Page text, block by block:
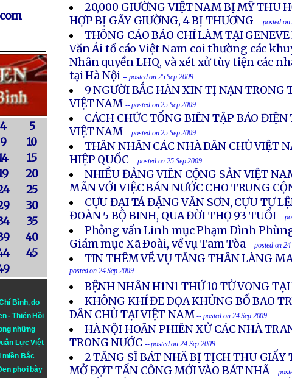
4
5
9
10
15
20
25
30
35
40
45
Bình, do
- Thiên Hồi
những
Lực Việt
miền Bắc
phơi bày
20,000 GIƯỜNG VIỆT NAM BỊ MỸ THU
HỢP BỊ GÃY GIƯỜNG, 4 BỊ THƯƠNG -- posted on
THÔNG CÁO BÁO CHÍ LÀM TẠI
Văn Ái tố cáo Việt Nam coi thường các
Nhân quyền LHQ, và xét xử tùy tiện các
tại Hà Nội -- posted on 25 Sep 2009
9 NGƯỜI BẮC HÀN XIN TỊ NẠN TRONG
VIỆT NAM -- posted on 25 Sep 2009
CÁCH CHỨC TỔNG BIÊN TẬP BÁO
VIỆT NAM -- posted on 25 Sep 2009
THÂN NHÂN CÁC NHÀ DÂN CHỦ VIỆT
HIỆP QUỐC -- posted on 25 Sep 2009
NHIỀU ĐẢNG VIÊN CỘNG SẢN VIỆT
MÃN VỚI VIỆC BÁN NƯỚC CHO TRUNG
CỰU ĐẠI TÁ ĐẶNG VĂN SƠN, CỰU TƯ
ĐOÀN 5 BỘ BINH, QUA ĐỜI THỌ 93 TUỔI --
Phỏng vấn Linh mục Phạm Ðình
Giám mục Xã Ðoài, về vụ Tam Tòa -- posted on 24
TIN THÊM VỀ VỤ TĂNG THÂN LÀNG
posted on 24 Sep 2009
BỆNH NHÂN H1N1 THỨ 10 TỬ VONG
KHÔNG KHÍ ĐE DỌA KHỦNG BỐ BAO
DÂN CHỦ TẠI VIỆT NAM -- posted on 24 Sep 2009
HÀ NỘI HOÃN PHIÊN XỬ CÁC NHÀ
TRONG NƯỚC -- posted on 24 Sep 2009
2 TĂNG SĨ BÁT NHÃ BỊ TỊCH THU GIẤY
MỞ ĐỢT TẤN CÔNG MỚI VÀO BÁT NHÃ --